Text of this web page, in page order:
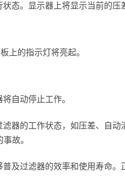
态。显示器上将显示当前的压
上的指示灯将亮起。
自动停止工作。
器的工作状态，如压差、自动
故。
及过滤器的效率和使用寿命